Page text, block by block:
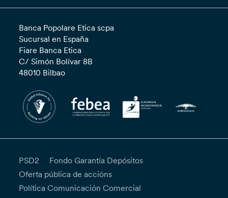
Banca Popolare Etica scpa
Sucursal en España
Fiare Banca Etica
C/ Simón Bolívar 8B
48010 Bilbao
PSD2
Fondo Garantía Depósitos
Oferta pública de accións
Política Comunicación Comercial